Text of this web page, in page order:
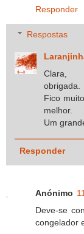
Responder
Respostas
Clara,
obrigada.
Fico
melhor.
Um
Responder
Anónimo
Deve-se
congelador